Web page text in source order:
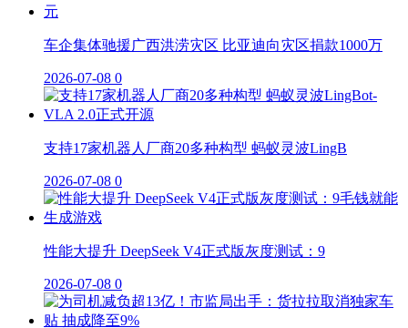
车企集体驰援广西洪涝灾区 比亚迪向灾区捐款1000万
2026-07-08 0
支持17家机器人厂商20多种构型 蚂蚁灵波LingB
2026-07-08 0
性能大提升 DeepSeek V4正式版灰度测试：9
2026-07-08 0